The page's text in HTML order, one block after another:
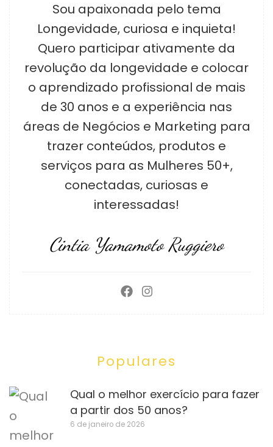
Sou apaixonada pelo tema
Longevidade, curiosa e inquieta!
Quero participar ativamente da
revolução da longevidade e colocar
o aprendizado profissional de mais
de 30 anos e a experiência nas
áreas de Negócios e Marketing para
trazer conteúdos, produtos e
serviços para as Mulheres 50+,
conectadas, curiosas e
interessadas!
Cintia Yamamoto Ruggiero
Populares
Qual o melhor exercício para fazer
a partir dos 50 anos?
6 de janeiro de 2026